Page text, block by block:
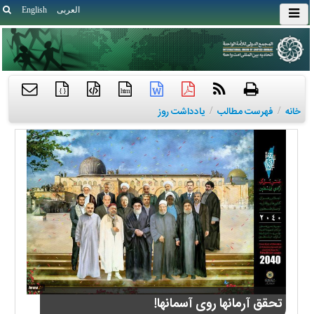
English العربی
htm
{ }
خانه / فهرست مطالب / یادداشت روز
تحقق آرمانها روی آسمانها!